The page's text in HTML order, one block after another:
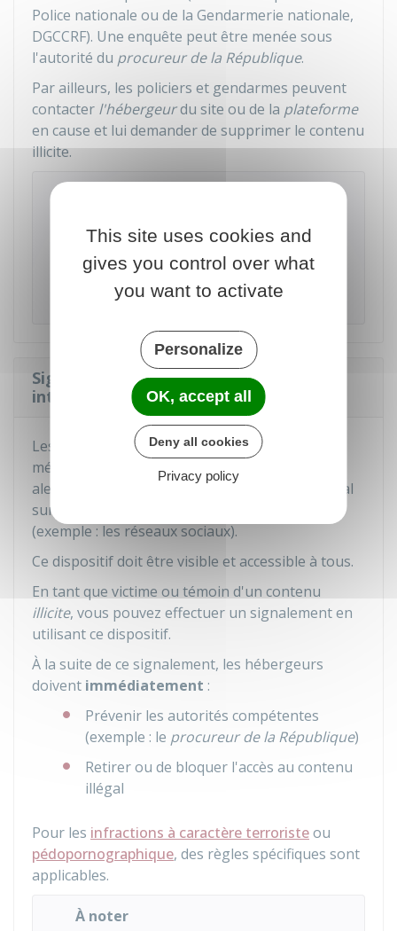
Police nationale ou de la Gendarmerie nationale,
DGCCRF). Une enquête peut être menée sous
l'autorité du procureur de la République.
Par ailleurs, les policiers et gendarmes peuvent
contacter l'hébergeurdu site ou de la plateforme
en cause et lui demander de supprimer le contenu
illicite.
est transmis à Interpol qui l'oriente vers les
autorités judiciaires du pays concerné. Dans ce
cas, il est possible que la suppression de la
publication ait lieu de manière différée.
Signalement à l'hébergeur d'un site
internet ou d'une plateforme en ligne
Les hébergeursdoivent mettre en place des
mécanismes de signalement permettant de les
alerter en cas de publication d'un contenu illégal
sur un site internet ou une
(exemple : les réseaux sociaux).
Ce dispositif doit être visible et accessible à tous.
En tant que victime ou témoin d'un contenu
illicite, vous pouvez effectuer un signalement en
utilisant ce dispositif.
À la suite de ce signalement, les hébergeurs
doivent immédiatement :
Prévenir les autorités compétentes
(exemple : le procureur de la République)
Retirer ou de bloquer l'accès au contenu
illégal
Pour les infractions à caractère terroristeou
pédopornographique, des règles spécifiques sont
applicables.
À noter
This site uses cookies and
gives you control over what
you want to activate
Personalize
OK, accept all
Deny all cookies
Privacy policy